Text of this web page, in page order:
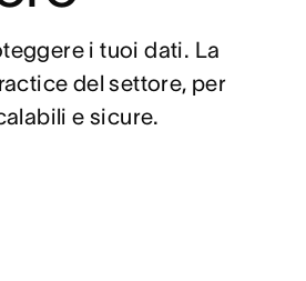
i tuoi dati. La
del settore, per
e sicure.